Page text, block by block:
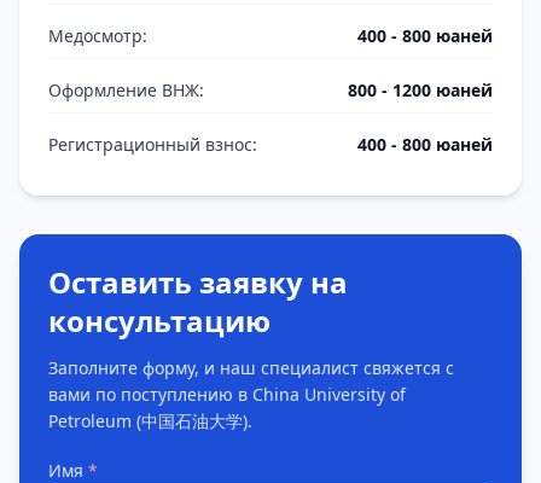
Медосмотр: 400 - 800 юаней
Оформление ВНЖ: 800 - 1200 юаней
Регистрационный взнос: 400 - 800 юаней
Оставить заявку на
консультацию
Заполните форму, и наш специалист свяжется с
вами по поступлению в China University of
Petroleum (中国石油大学).
Имя *